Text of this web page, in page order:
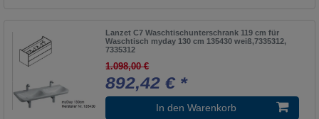
Lanzet C7 Waschtischunterschrank 119 cm für
Waschtisch myday 130 cm 135430 weiß,7335312,
7335312
1.098,00 €
892,42 € *
In den Warenkorb